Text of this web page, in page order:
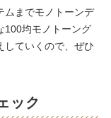
ムまでモノトーンデ
100均モノトーング
していくので、ぜひ
ック